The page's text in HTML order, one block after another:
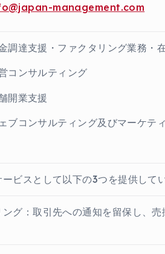
management.com
調達支援・ファクタリング業務・
コンサルティング
開業支援
ブコンサルティング及びマーケテ
ビスとして以下の3つを提供して
ング：取引先への通知を留保し、